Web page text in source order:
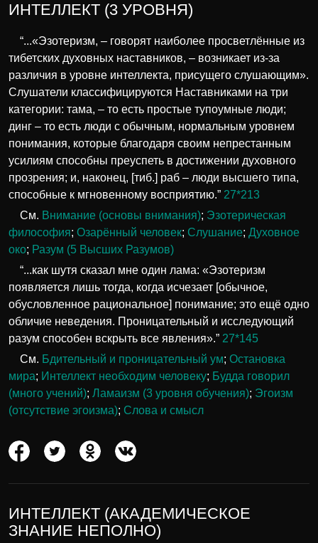
ИНТЕЛЛЕКТ (3 УРОВНЯ)
“...«Эзотеризм, – говорят наиболее просветлённые из
тибетских духовных наставников, – возникает из-за
различия в уровне интеллекта, присущего слушающим».
Слушатели классифицируются Наставниками на три
категории: тама, – то есть простые тупоумные люди;
динг – то есть люди с обычным, нормальным уровнем
понимания, которые благодаря своим непрестанным
усилиям способны преуспеть в достижении духовного
прозрения; и, наконец, [тиб.] раб – люди высшего типа,
способные к мгновенному восприятию.” 27*213
См. Внимание (основы внимания); Эзотерическая
философия; Озарённый человек; Слушание; Духовное
око; Разум (5 Высших Разумов)
“...как шутя сказал мне один лама: «Эзотеризм
появляется лишь тогда, когда исчезает [обычное,
обусловленное рациональное] понимание; это ещё одно
обличие неведения. Проницательный и исследующий
разум способен вскрыть все явления».” 27*145
См. Бдительный и проницательный ум; Остановка
мира; Интеллект необходим человеку; Будда говорил
(много учений); Ламаизм (3 уровня обучения); Эгоизм
(отсутствие эгоизма); Слова и смысл
ИНТЕЛЛЕКТ (АКАДЕМИЧЕСКОЕ
ЗНАНИЕ НЕПОЛНО)